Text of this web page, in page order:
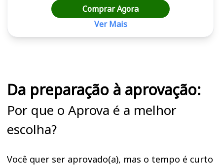
Comprar Agora
Ver Mais
Da preparação à aprovação:
Por que o Aprova é a melhor
escolha?
Você quer ser aprovado(a), mas o tempo é curto